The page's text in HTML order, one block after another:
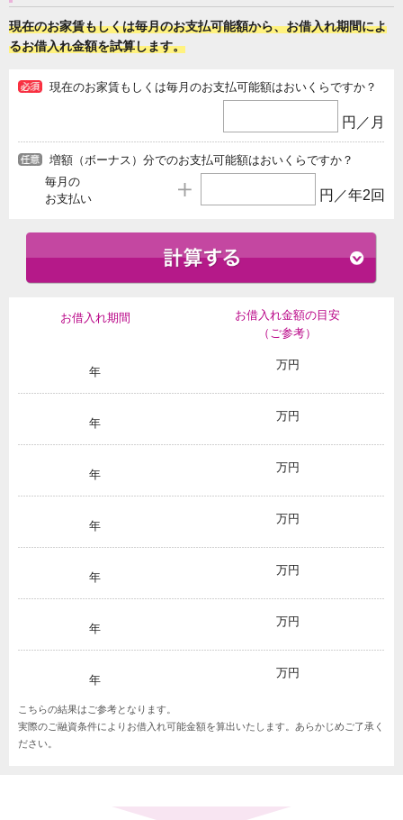
現在のお家賃もしくは毎月のお支払可能額から、お借入れ期間によ
るお借入れ金額を試算します。
現在のお家賃もしくは毎月のお支払可能額はおいくらですか？
円／月
増額（ボーナス）分でのお支払可能額はおいくらですか？
毎月の
お支払い
円／年2回
お借入れ期間
お借入れ金額の目安
（ご参考）
年
万円
年
万円
年
万円
年
万円
年
万円
年
万円
年
万円
こちらの結果はご参考となります。
実際のご融資条件によりお借入れ可能金額を算出いたします。あらかじめご了承く
ださい。